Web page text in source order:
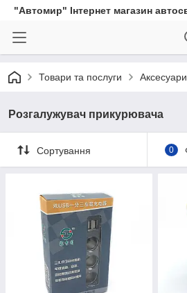
"Автомир" Інтернет магазин
Товари та послуги Аксесуари
Розгалужувач прикурювача
Сортування 0